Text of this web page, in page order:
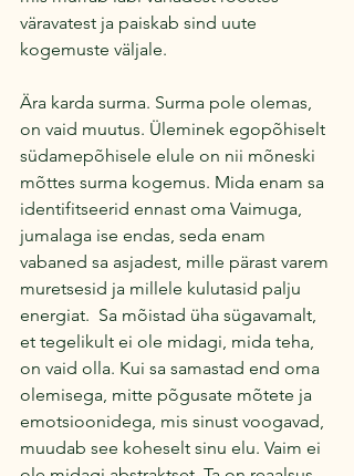
väravatest ja paiskab sind uute
kogemuste väljale.
Ära karda surma. Surma pole olemas,
on vaid muutus. Üleminek egopõhiselt
südamepõhisele elule on nii mõneski
mõttes surma kogemus. Mida enam sa
identifitseerid ennast oma Vaimuga,
jumalaga ise endas, seda enam
vabaned sa asjadest, mille pärast varem
muretsesid ja millele kulutasid palju
energiat.  Sa mõistad üha sügavamalt,
et tegelikult ei ole midagi, mida teha,
on vaid olla. Kui sa samastad end oma
olemisega, mitte põgusate mõtete ja
emotsioonidega, mis sinust voogavad,
muudab see koheselt sinu elu. Vaim ei